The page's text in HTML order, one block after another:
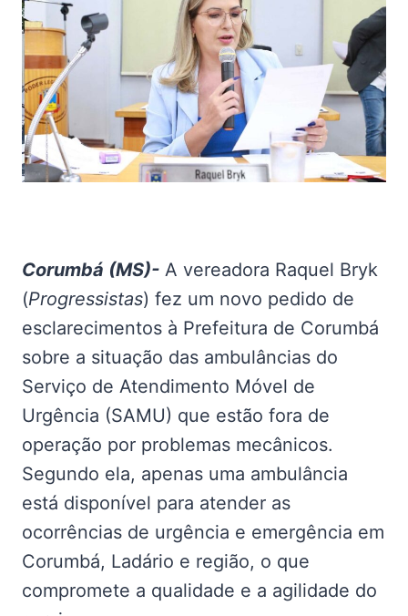
Corumbá (MS)- A vereadora Raquel Bryk
(Progressistas) fez um novo pedido de
esclarecimentos à Prefeitura de Corumbá
sobre a situação das ambulâncias do
Serviço de Atendimento Móvel de
Urgência (SAMU) que estão fora de
operação por problemas mecânicos.
Segundo ela, apenas uma ambulância
está disponível para atender as
ocorrências de urgência e emergência em
Corumbá, Ladário e região, o que
compromete a qualidade e a agilidade do